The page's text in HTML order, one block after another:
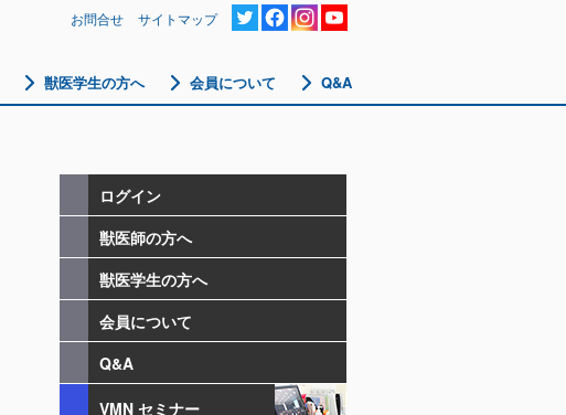
お問合せ サイトマップ
獣医学生の方へ 会員について Q&A
ログイン
獣医師の方へ
獣医学生の方へ
会員について
Q&A
VMN セミナー